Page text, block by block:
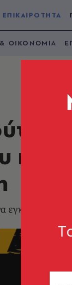
ΕΠΙΚΑΙΡΟΤΗΤΑ
ΟΙΚΟΝΟΜΙΑ
που
του